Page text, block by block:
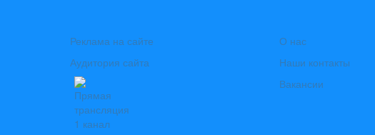
Реклама на сайте
Аудитория сайта
О нас
Наши контакты
Вакансии